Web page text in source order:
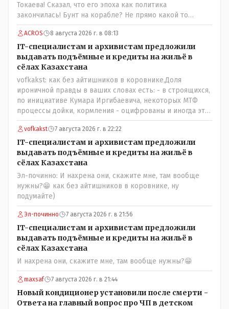
Токаева! Сказал, что его эпоха как политика
закончилась! Бунт на корабле? Не прямо какой то
правдолюб вдруг выступил! Может он инопланетянин?
Появился неизвестно откуда, отжал у бывшего
всесильного Розинова целый холдинг и теперь против
президента выступает! Вот ни капельки ему не поверю,
что он действует в интересах страны, про народ уже и
не говорю! Опять какие то закулисные игры?
ACROS 8 августа 2026 г. в 08:13
IT-специалистам и архивистам предложили
выдавать подъёмные и кредиты на жильё в
сёлах Казахстана
vofkakst: как без айтишников в коровнике,Доля
ироничной правды в ваших словах есть: - в строящихся,
по инициативе Кумара Иргибаевича, некоторых МТФ
процессы дойки, кормления - оцифрованы и иногда эти
программы дают сбой - и тогда они нужны, хотя я
насколько в курсе своей комьютерной безграмотности
- все эти вопросы можно решать и устранять эти сбои и
удалённо - лёжа на диване, в городе. Но, этих
современных и оцифрованных МТФ критично мало для
массового переезда лохматых и обкуренных молодых
ребят из города в село, да и те МТФ я по опыту
подозреваю, скоро перейдут на обслуживание с
помошью кувалды, китайского скотча, алюминевой
проволоки и русского мата. Вот где работать в селе
именно АРХИВАРИУСАМ - понятие не имею- допустим
все мои архивы по работе и по семейной жизни -
помещаются в одну дешёвую китайскую флешку
Впрочем, не надо гадать: - это замутили УМНЫЕ люди
наверху , близко расположенные к гос.бюджету-
наверняка они знают что делают.
vofkakst 7 августа 2026 г. в 22:22
IT-специалистам и архивистам предложили
выдавать подъёмные и кредиты на жильё в
сёлах Казахстана
Эл-починно: И нахрена они, скажите мне, там вообще
нужны?😁 как без айтишников в коровнике, ну
подумайте)
Эл-починно 7 августа 2026 г. в 21:56
IT-специалистам и архивистам предложили
выдавать подъёмные и кредиты на жильё в
сёлах Казахстана
И нахрена они, скажите мне, там вообще нужны?😁
maxsaf 7 августа 2026 г. в 21:44
Новый кондиционер установили после смерти -
Ответа на главный вопрос про ЧП в детском